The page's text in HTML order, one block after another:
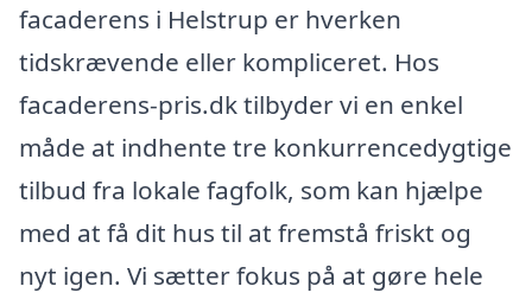
facaderens i Helstrup er hverken
tidskrævende eller kompliceret. Hos
facaderens-pris.dk tilbyder vi en enkel
måde at indhente tre konkurrencedygtige
tilbud fra lokale fagfolk, som kan hjælpe
med at få dit hus til at fremstå friskt og
nyt igen. Vi sætter fokus på at gøre hele